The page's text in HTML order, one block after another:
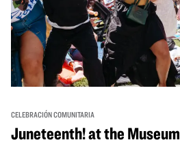
CELEBRACIÓN COMUNITARIA
Juneteenth! at the Museum